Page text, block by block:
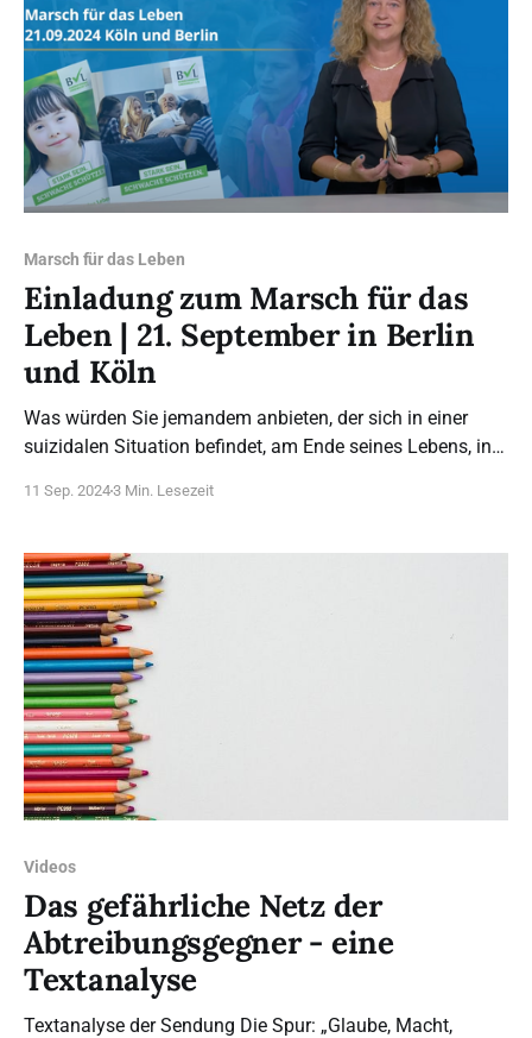
Marsch für das Leben
Einladung zum Marsch für das
Leben | 21. September in Berlin
und Köln
Was würden Sie jemandem anbieten, der sich in einer
suizidalen Situation befindet, am Ende seines Lebens, in
assistierten Suizids, einer begleiteten Selbsttötung oder
Menschen sprechen, die sich meist in einer Situation
befinden, die
11 Sep. 20243 Min. Lesezeit
Videos
Das gefährliche Netz der
Abtreibungsgegner - eine
Textanalyse
Textanalyse der Sendung Die Spur: „Glaube, Macht,